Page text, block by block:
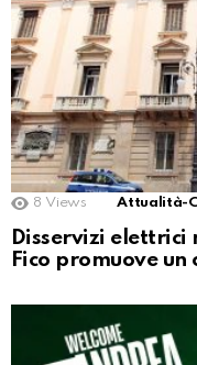
8 Views Attualità-
Disservizi elettrici
Fico promuove